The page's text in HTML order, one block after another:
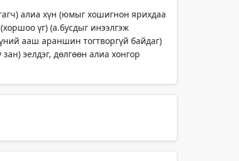
алиа хүн (юмыг хошигнон ярихдаа
үг) (а.бусдыг инээлгэж
ааш араншин тогтворгүй байдаг)
эелдэг, дөлгөөн алиа хонгор